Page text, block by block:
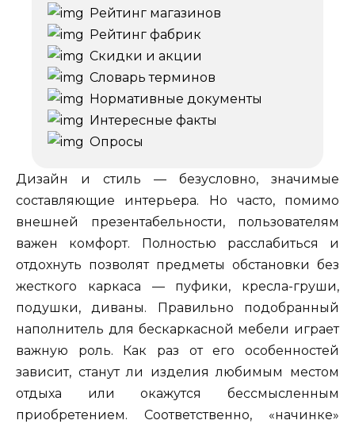
Рейтинг магазинов
Рейтинг фабрик
Скидки и акции
Словарь терминов
Нормативные документы
Интересные факты
Опросы
Дизайн и стиль — безусловно, значимые
составляющие интерьера. Но часто, помимо
внешней презентабельности, пользователям
важен комфорт. Полностью расслабиться и
отдохнуть позволят предметы обстановки без
жесткого каркаса — пуфики, кресла-груши,
подушки, диваны. Правильно подобранный
наполнитель для бескаркасной мебели играет
важную роль. Как раз от его особенностей
зависит, станут ли изделия любимым местом
отдыха или окажутся бессмысленным
приобретением. Соответственно, «начинке»